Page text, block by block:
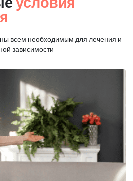
всем необходимым для лечения и
зависимости